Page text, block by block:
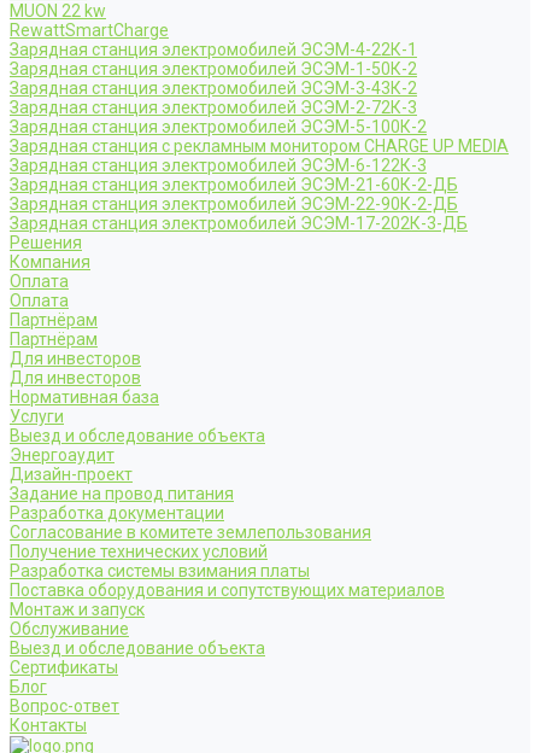
MUON 22 kw
RewattSmartCharge
Зарядная станция электромобилей ЭСЭМ-4-22К-1
Зарядная станция электромобилей ЭСЭМ-1-50К-2
Зарядная станция электромобилей ЭСЭМ-3-43К-2
Зарядная станция электромобилей ЭСЭМ-2-72К-3
Зарядная станция электромобилей ЭСЭМ-5-100К-2
Зарядная станция с рекламным монитором CHARGE UP MEDIA
Зарядная станция электромобилей ЭСЭМ-6-122К-3
Зарядная станция электромобилей ЭСЭМ-21-60К-2-ДБ
Зарядная станция электромобилей ЭСЭМ-22-90К-2-ДБ
Зарядная станция электромобилей ЭСЭМ-17-202К-3-ДБ
Решения
Компания
Оплата
Оплата
Партнёрам
Партнёрам
Для инвесторов
Для инвесторов
Нормативная база
Услуги
Выезд и обследование объекта
Энергоаудит
Дизайн-проект
Задание на провод питания
Разработка документации
Согласование в комитете землепользования
Получение технических условий
Разработка системы взимания платы
Поставка оборудования и сопутствующих материалов
Монтаж и запуск
Обслуживание
Выезд и обследование объекта
Сертификаты
Блог
Вопрос-ответ
Контакты